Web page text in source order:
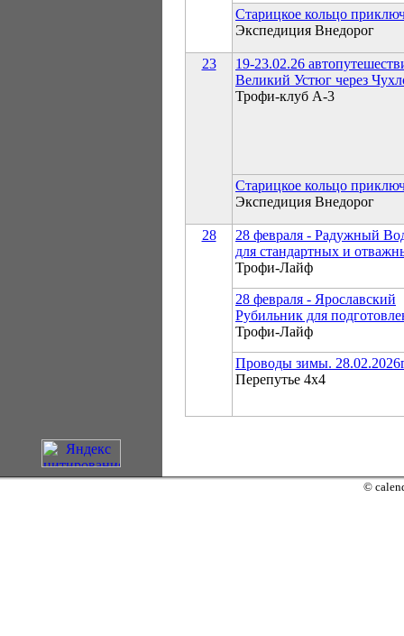
Старицкое кольцо
Экспедиция Внедорог
23
19-23.02.26
Великий Устюг через
Трофи-клуб А-3
Старицкое кольцо
Экспедиция Внедорог
28
28 февраля - Радужный
для стандартных и
Трофи-Лайф
28 февраля - Ярославский
Рубильник для
Трофи-Лайф
Проводы зимы.
Перепутье 4х4
©